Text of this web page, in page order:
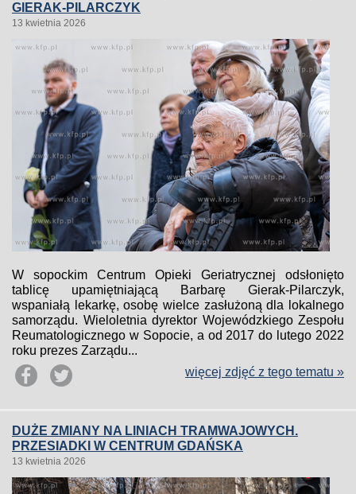
GIERAK-PILARCZYK
13 kwietnia 2026
W sopockim Centrum Opieki Geriatrycznej odsłonięto
tablicę upamiętniającą Barbarę Gierak-Pilarczyk,
wspaniałą lekarkę, osobę wielce zasłużoną dla lokalnego
samorządu. Wieloletnia dyrektor Wojewódzkiego Zespołu
Reumatologicznego w Sopocie, a od 2017 do lutego 2022
roku prezes Zarządu...
więcej zdjęć z tego tematu »
DUŻE ZMIANY NA LINIACH TRAMWAJOWYCH.
PRZESIADKI W CENTRUM GDAŃSKA
13 kwietnia 2026